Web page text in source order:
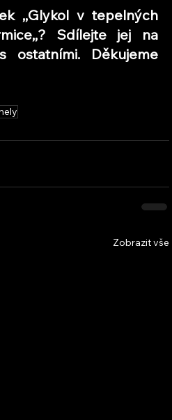
,,Glykol v tepelných
Sdílejte jej na
ostatními. Děkujeme
Zobrazit vše